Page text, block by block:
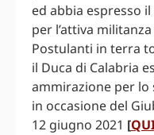
ed abbia espresso
per l’attiva
Postulanti in terra
il Duca di Calabria
ammirazione per lo
in occasione del
12 giugno 2021 [